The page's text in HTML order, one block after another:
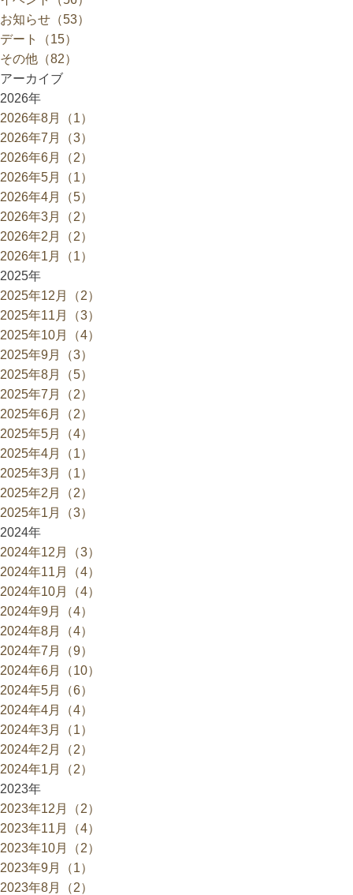
お知らせ（53）
デート（15）
その他（82）
アーカイブ
2026年
2026年8月（1）
2026年7月（3）
2026年6月（2）
2026年5月（1）
2026年4月（5）
2026年3月（2）
2026年2月（2）
2026年1月（1）
2025年
2025年12月（2）
2025年11月（3）
2025年10月（4）
2025年9月（3）
2025年8月（5）
2025年7月（2）
2025年6月（2）
2025年5月（4）
2025年4月（1）
2025年3月（1）
2025年2月（2）
2025年1月（3）
2024年
2024年12月（3）
2024年11月（4）
2024年10月（4）
2024年9月（4）
2024年8月（4）
2024年7月（9）
2024年6月（10）
2024年5月（6）
2024年4月（4）
2024年3月（1）
2024年2月（2）
2024年1月（2）
2023年
2023年12月（2）
2023年11月（4）
2023年10月（2）
2023年9月（1）
2023年8月（2）